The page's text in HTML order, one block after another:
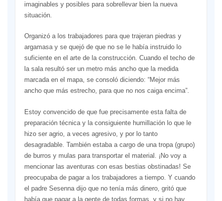
imaginables y posibles para sobrellevar bien la nueva
situación.
Organizó a los trabajadores para que trajeran piedras y
argamasa y se quejó de que no se le había instruido lo
suficiente en el arte de la construcción. Cuando el techo de
la sala resultó ser un metro más ancho que la medida
marcada en el mapa, se consoló diciendo: “Mejor más
ancho que más estrecho, para que no nos caiga encima”.
Estoy convencido de que fue precisamente esta falta de
preparación técnica y la consiguiente humillación lo que le
hizo ser agrio, a veces agresivo, y por lo tanto
desagradable. También estaba a cargo de una tropa (grupo)
de burros y mulas para transportar el material. ¡No voy a
mencionar las aventuras con esas bestias obstinadas! Se
preocupaba de pagar a los trabajadores a tiempo. Y cuando
el padre Sesenna dijo que no tenía más dinero, gritó que
había que pagar a la gente de todas formas, y si no hay